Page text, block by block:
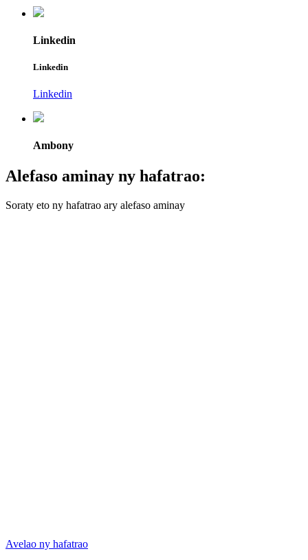
Linkedin
Linkedin
Linkedin
Ambony
Alefaso aminay ny hafatrao:
Soraty eto ny hafatrao ary alefaso aminay
Avelao ny hafatrao